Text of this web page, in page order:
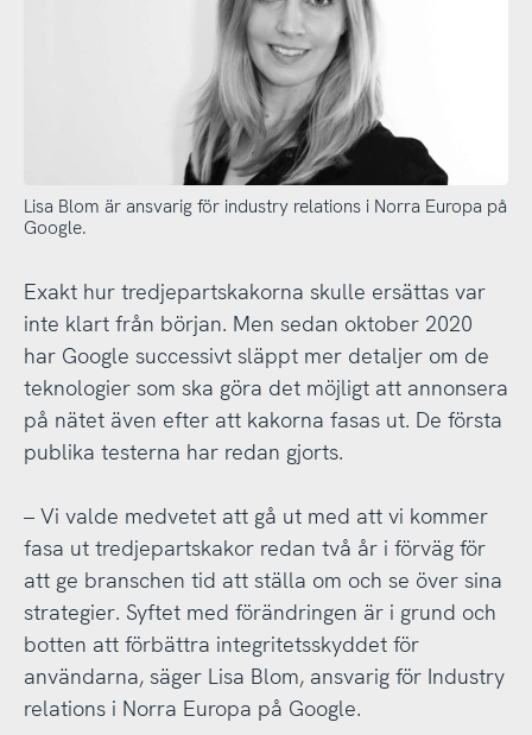
Lisa Blom är ansvarig för industry relations i Norra Europa på
Google.
Exakt hur tredjepartskakorna skulle ersättas var
inte klart från början. Men sedan oktober 2020
har Google successivt släppt mer detaljer om de
teknologier som ska göra det möjligt att annonsera
på nätet även efter att kakorna fasas ut. De första
publika testerna har redan gjorts.
– Vi valde medvetet att gå ut med att vi kommer
fasa ut tredjepartskakor redan två år i förväg för
att ge branschen tid att ställa om och se över sina
strategier. Syftet med förändringen är i grund och
botten att förbättra integritetsskyddet för
användarna, säger Lisa Blom, ansvarig för Industry
relations i Norra Europa på Google.